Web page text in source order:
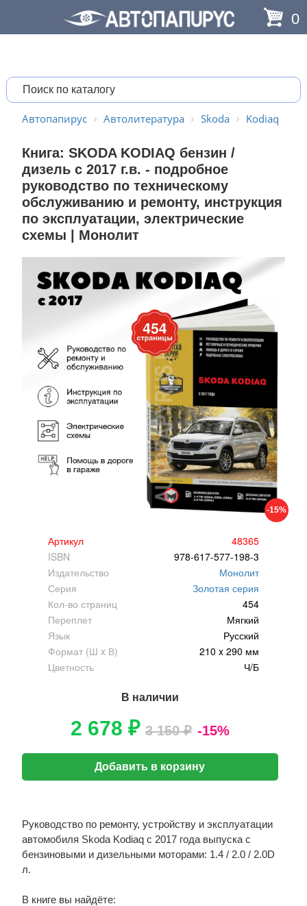
0
Автопапирус Автолитература Skoda Kodiaq
Книга: SKODA KODIAQ бензин /
дизель с 2017 г.в. - подробное
руководство по техническому
обслуживанию и ремонту, инструкция
по эксплуатации, электрические
схемы | Монолит
-15%
Артикул
48365
ISBN
978-617-577-198-3
Издательство
Монолит
Серия
Золотая серия
Кол-во страниц
454
Переплет
Мягкий
Язык
Русский
Формат (Ш x В)
210 x 290 мм
Цветность
Ч/Б
В наличии
2 678 ₽ 3 150 ₽ -15%
Добавить в корзину
Руководство по ремонту, устройству и эксплуатации
автомобиля Skoda Kodiaq с 2017 года выпуска с
бензиновыми и дизельными моторами: 1.4 / 2.0 / 2.0D
л.
В книге вы найдёте: